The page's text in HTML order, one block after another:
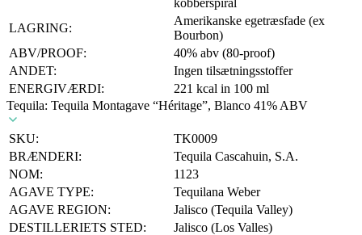
LAGRING:
Amerikanske egetræsfade (ex
Bourbon)
ABV/PROOF:
40% abv (80-proof)
ANDET:
Ingen tilsætningsstoffer
ENERGIVÆRDI:
221 kcal in 100 ml
Tequila: Tequila Montagave “Héritage”, Blanco 41% ABV
SKU:
TK0009
BRÆNDERI:
Tequila Cascahuin, S.A.
NOM:
1123
AGAVE TYPE:
Tequilana Weber
AGAVE REGION:
Jalisco (Tequila Valley)
DESTILLERIETS STED:
Jalisco (Los Valles)